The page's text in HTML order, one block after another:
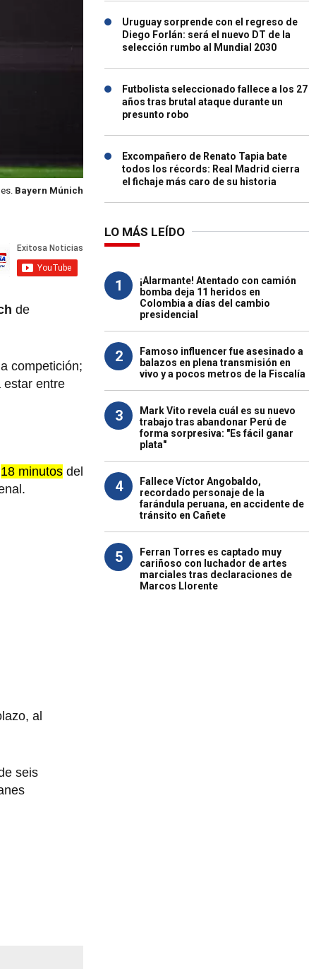
Bayern Múnich
de
competición;
estar entre
18 minutos del
al
seis
Uruguay sorprende con el regreso de
Diego Forlán: será el nuevo DT de la
selección rumbo al Mundial 2030
Futbolista seleccionado fallece a los 27
años tras brutal ataque durante un
presunto robo
Excompañero de Renato Tapia bate
todos los récords: Real Madrid cierra
el fichaje más caro de su historia
LO MÁS LEÍDO
1
¡Alarmante! Atentado con camión
bomba deja 11 heridos en
Colombia a días del cambio
presidencial
2
Famoso influencer fue asesinado a
balazos en plena transmisión en
vivo y a pocos metros de la Fiscalía
3
Mark Vito revela cuál es su nuevo
trabajo tras abandonar Perú de
forma sorpresiva: "Es fácil ganar
plata"
4
Fallece Víctor Angobaldo,
recordado personaje de la
farándula peruana, en accidente de
tránsito en Cañete
5
Ferran Torres es captado muy
cariñoso con luchador de artes
marciales tras declaraciones de
Marcos Llorente